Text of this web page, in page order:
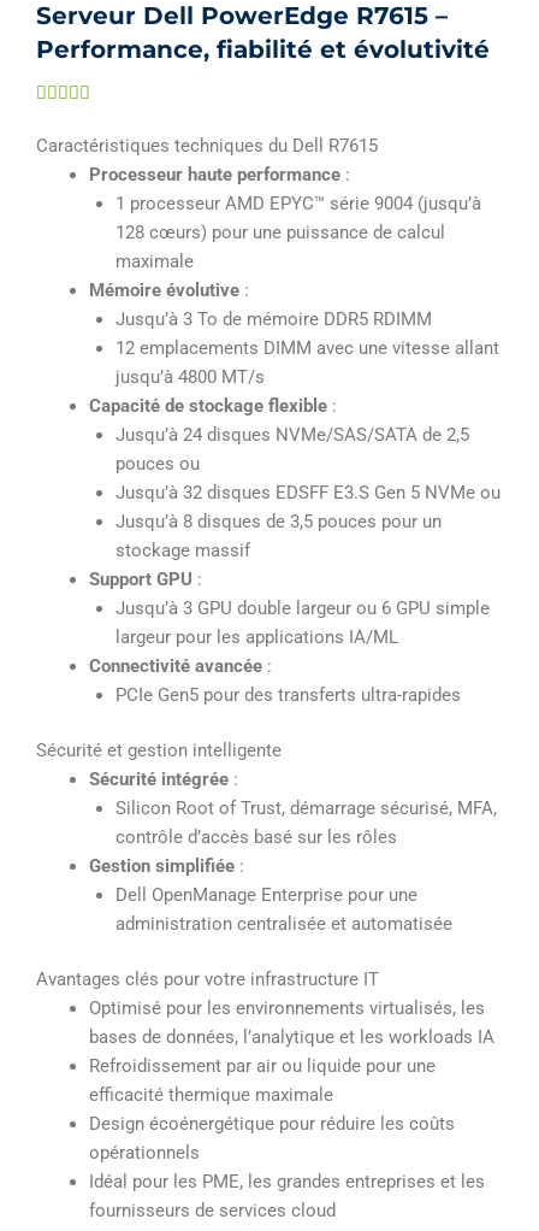
Serveur Dell PowerEdge R7615 –
Performance, fiabilité et évolutivité
    
sur
5
Caractéristiques techniques du Dell R7615
Processeur haute performance:
1 processeur AMD EPYC™ série 9004 (jusqu’à
128 cœurs) pour une puissance de calcul
maximale
Mémoire évolutive:
Jusqu’à 3 To de mémoire DDR5 RDIMM
12 emplacements DIMM avec une vitesse allant
jusqu’à 4800 MT/s
Capacité de stockage flexible:
Jusqu’à 24 disques NVMe/SAS/SATA de 2,5
pouces ou
Jusqu’à 32 disques EDSFF E3.S Gen 5 NVMe ou
Jusqu’à 8 disques de 3,5 pouces pour un
stockage massif
Support GPU :
Jusqu’à 3 GPU double largeur ou 6 GPU simple
largeur pour les applications IA/ML
Connectivité avancée:
PCIe Gen5 pour des transferts ultra-rapides
Sécurité et gestion intelligente
Sécurité intégrée:
Silicon Root of Trust, démarrage sécurisé, MFA,
contrôle d’accès basé sur les rôles
Gestion simplifiée:
Dell OpenManage Enterprise pour une
administration centralisée et automatisée
Avantages clés pour votre infrastructure IT
Optimisé pour les environnements virtualisés, les
bases de données, l’analytique et les workloads IA
Refroidissement par air ou liquide pour une
efficacité thermique maximale
Design écoénergétique pour réduire les coûts
opérationnels
Idéal pour les PME, les grandes entreprises et les
fournisseurs de services cloud